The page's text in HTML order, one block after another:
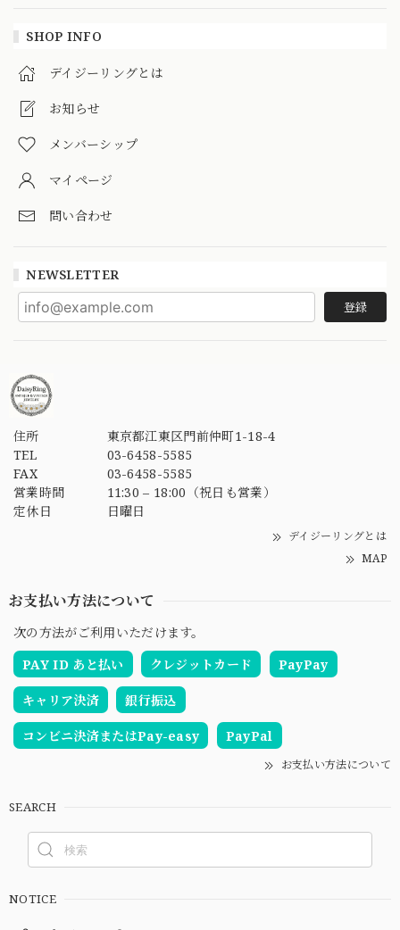
SHOP INFO
デイジーリングとは
お知らせ
メンバーシップ
マイページ
問い合わせ
NEWSLETTER
登録
住所
東京都江東区門前仲町1-18-4
TEL
03-6458-5585
FAX
03-6458-5585
営業時間
11:30 – 18:00（祝日も営業）
定休日
日曜日
デイジーリングとは
MAP
お支払い方法について
次の方法がご利用いただけます。
PAY ID あと払い
クレジットカード PayPay
キャリア決済 銀行振込
コンビニ決済またはPay-easy PayPal
お支払い方法について
SEARCH
NOTICE